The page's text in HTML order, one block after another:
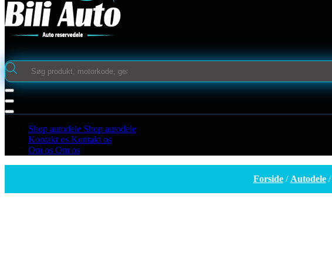
search
Shop autodele Shop autodele
Kontakt os Kontakt os
Om os Om os
Forside/ Autodele/